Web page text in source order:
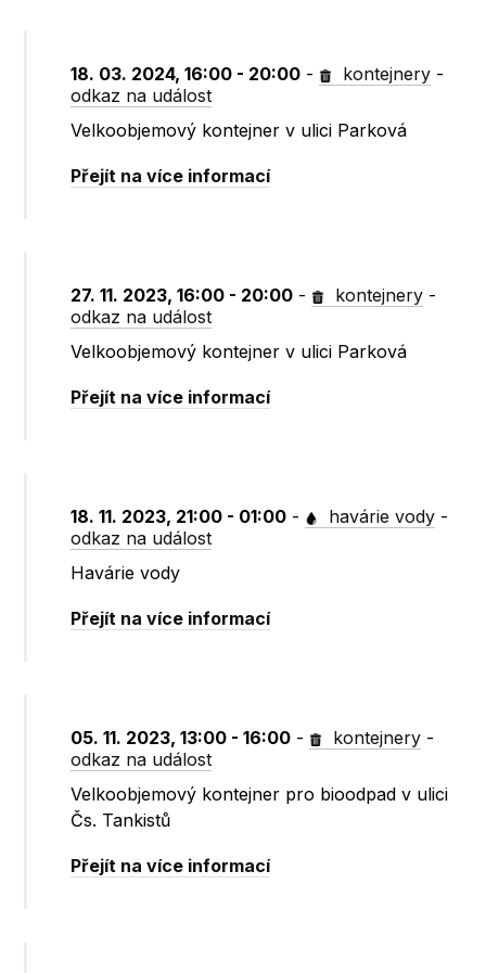
18. 03. 2024, 16:00 - 20:00 - kontejnery -
odkaz na událost
Velkoobjemový kontejner v ulici Parková
Přejít na více informací
27. 11. 2023, 16:00 - 20:00 - kontejnery -
odkaz na událost
Velkoobjemový kontejner v ulici Parková
Přejít na více informací
18. 11. 2023, 21:00 - 01:00 - havárie vody -
odkaz na událost
Havárie vody
Přejít na více informací
05. 11. 2023, 13:00 - 16:00 - kontejnery -
odkaz na událost
Velkoobjemový kontejner pro bioodpad v ulici
Čs. Tankistů
Přejít na více informací